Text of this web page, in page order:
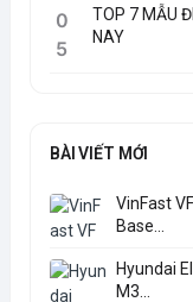
0
5
TOP 7 MẪU
NAY
BÀI VIẾT MỚI
VinFast
Base...
Hyundai
M3...